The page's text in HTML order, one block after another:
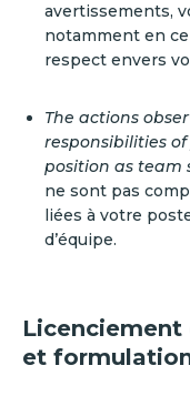
avertissements,
notamment en
respect envers
The actions
responsibilities
position as team
ne sont pas
liées à votre
d’équipe.
et